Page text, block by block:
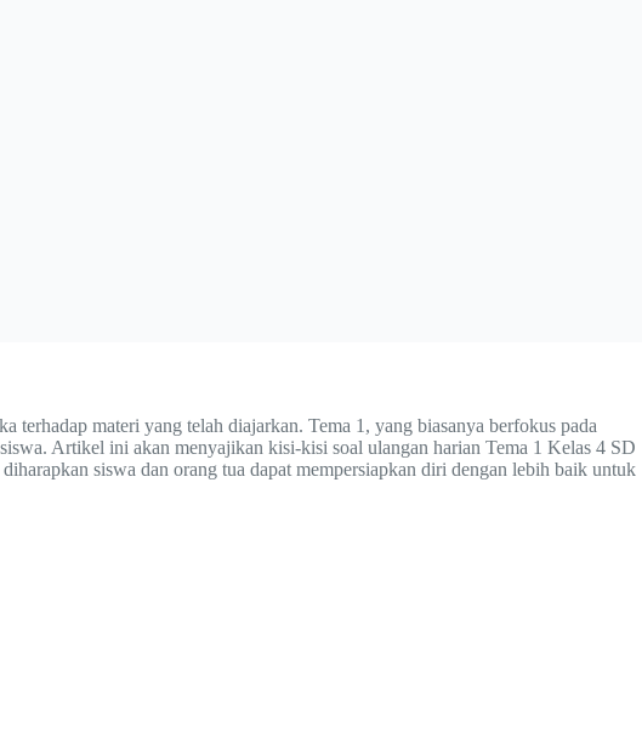
terhadap materi yang telah diajarkan. Tema 1, yang biasanya berfokus pada
Artikel ini akan menyajikan kisi-kisi soal ulangan harian Tema 1 Kelas 4 SD
siswa dan orang tua dapat mempersiapkan diri dengan lebih baik untuk